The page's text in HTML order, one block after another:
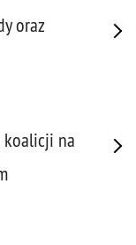
oraz
koalicji na